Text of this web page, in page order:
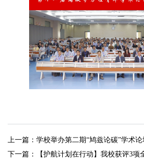
上一篇： 学校举办第二期“鸠兹论碳”学术论
下一篇：
【护航计划在行动】我校获评3项